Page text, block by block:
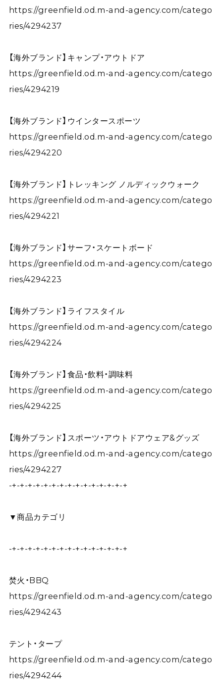
https://greenfield.od.m-and-agency.com/catego
ries/4294237
【海外ブランド】キャンプ・アウトドア
https://greenfield.od.m-and-agency.com/catego
ries/4294219
【海外ブランド】ウインタースポーツ
https://greenfield.od.m-and-agency.com/catego
ries/4294220
【海外ブランド】トレッキング ノルディックウォーク
https://greenfield.od.m-and-agency.com/catego
ries/4294221
【海外ブランド】サーフ・スケートボード
https://greenfield.od.m-and-agency.com/catego
ries/4294223
【海外ブランド】ライフスタイル
https://greenfield.od.m-and-agency.com/catego
ries/4294224
【海外ブランド】食品・飲料・調味料
https://greenfield.od.m-and-agency.com/catego
ries/4294225
【海外ブランド】スポーツ・アウトドアウェア&グッズ
https://greenfield.od.m-and-agency.com/catego
ries/4294227
-+-+-+-+-+-+-+-+-+-+-+-+-+-+-+
▼商品カテゴリ
-+-+-+-+-+-+-+-+-+-+-+-+-+-+-+
焚火・BBQ
https://greenfield.od.m-and-agency.com/catego
ries/4294243
テント・タープ
https://greenfield.od.m-and-agency.com/catego
ries/4294244